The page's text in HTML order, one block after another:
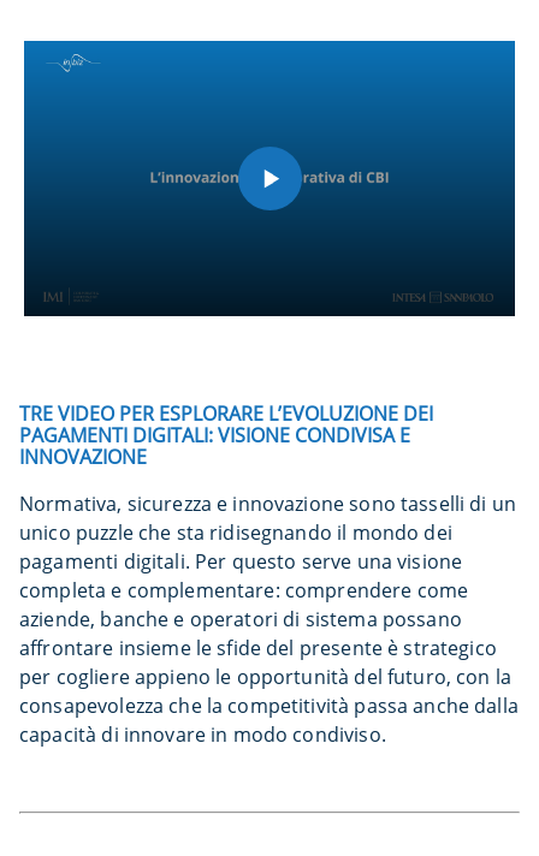
TRE VIDEO PER ESPLORARE L’EVOLUZIONE DEI
PAGAMENTI DIGITALI: VISIONE CONDIVISA E
INNOVAZIONE
Normativa, sicurezza e innovazione sono tasselli di un
unico puzzle che sta ridisegnando il mondo dei
pagamenti digitali. Per questo serve una visione
completa e complementare: comprendere come
aziende, banche e operatori di sistema possano
affrontare insieme le sfide del presente è strategico
per cogliere appieno le opportunità del futuro, con la
consapevolezza che la competitività passa anche dalla
capacità di innovare in modo condiviso.